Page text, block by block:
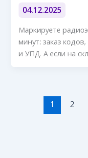
04.12.2025
Маркируете
минут: заказ
и УПД. А если на
1 2